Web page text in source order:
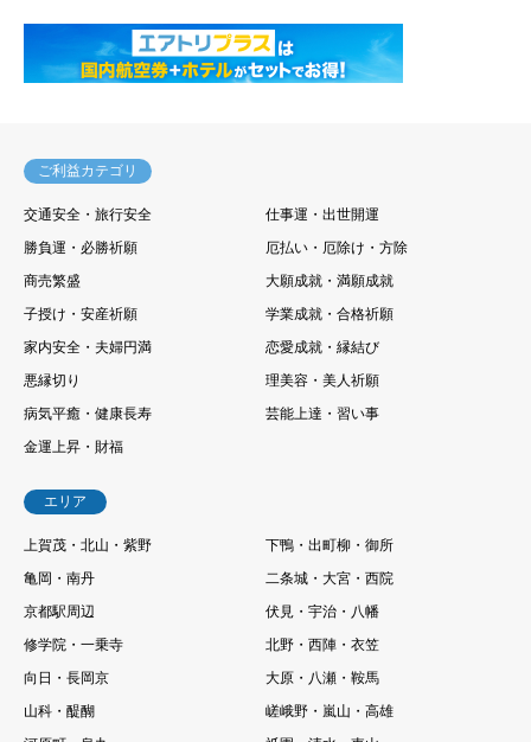
ご利益カテゴリ
交通安全・旅行安全
仕事運・出世開運
勝負運・必勝祈願
厄払い・厄除け・方除
商売繁盛
大願成就・満願成就
子授け・安産祈願
学業成就・合格祈願
家内安全・夫婦円満
恋愛成就・縁結び
悪縁切り
理美容・美人祈願
病気平癒・健康長寿
芸能上達・習い事
金運上昇・財福
エリア
上賀茂・北山・紫野
下鴨・出町柳・御所
亀岡・南丹
二条城・大宮・西院
京都駅周辺
伏見・宇治・八幡
修学院・一乗寺
北野・西陣・衣笠
向日・長岡京
大原・八瀬・鞍馬
山科・醍醐
嵯峨野・嵐山・高雄